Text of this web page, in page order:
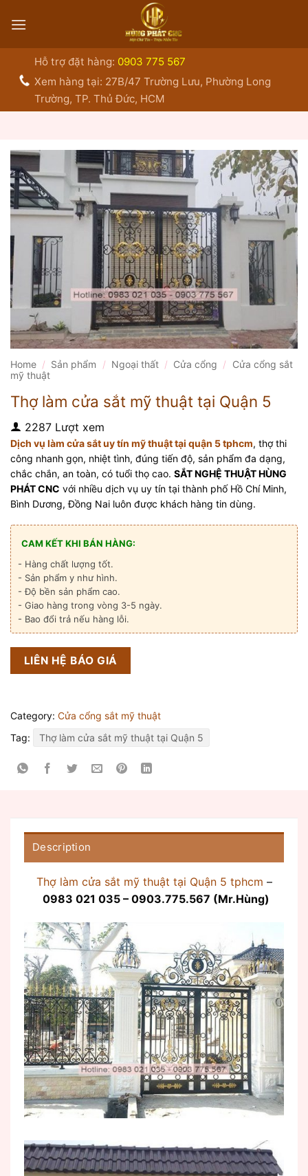
qua
Hỗ trợ đặt hàng: 0903 775 567
Xem hàng tại: 27B/47 Trường Lưu, Phường Long
Trường, TP. Thủ Đức, HCM
Home / Sản phẩm / Ngoại thất / Cửa cổng /
Cửa cổng sắt
mỹ thuật
Thợ làm cửa sắt mỹ thuật tại Quận 5
2287 Lượt xem
Dịch vụ làm cửa sắt uy tín mỹ thuật tại quận 5 tphcm, thợ thi
công nhanh gọn, nhiệt tình, đúng tiến độ, sản phẩm đa dạng,
chắc chắn, an toàn, có tuổi thọ cao. SẮT NGHỆ THUẬT HÙNG
PHÁT CNC với nhiều dịch vụ uy tín tại thành phố Hồ Chí Minh,
Bình Dương, Đồng Nai luôn được khách hàng tin dùng.
CAM KẾT KHI BÁN HÀNG:
- Hàng chất lượng tốt.
- Sản phẩm y như hình.
- Độ bền sản phẩm cao.
- Giao hàng trong vòng 3-5 ngày.
- Bao đổi trả nếu hàng lỗi.
LIÊN HỆ BÁO GIÁ
Category: Cửa cổng sắt mỹ thuật
Tag:
Thợ làm cửa sắt mỹ thuật tại Quận 5
Description
Thợ làm cửa sắt mỹ thuật tại Quận 5 tphcm –
0983 021 035 – 0903.775.567 (Mr.Hùng)